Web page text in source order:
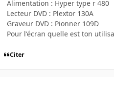
Alimentation : Hyper type r 480
Lecteur DVD : Plextor 130A
Graveur DVD : Pionner 109D
Pour l'écran quelle est ton
Citer